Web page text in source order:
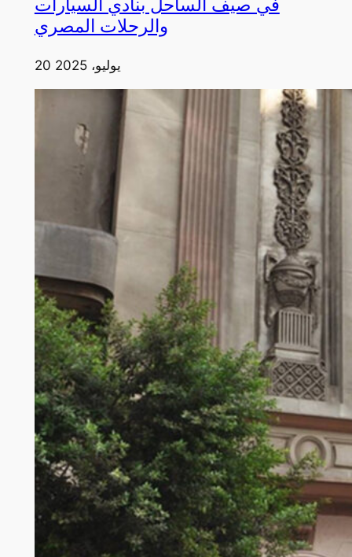
في صيف الساحل بنادي السيارات
والرحلات المصري
20 يوليو، 2025